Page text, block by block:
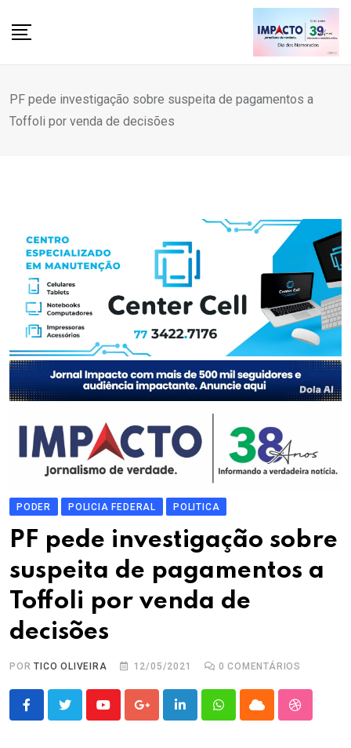
PF pede investigação sobre suspeita de pagamentos a
Toffoli por venda de decisões
PODER POLICIA FEDERAL POLITICA
PF pede investigação sobre
suspeita de pagamentos a
Toffoli por venda de
decisões
PORTICO OLIVEIRA 12/05/2021 0 COMENTÁRIOS
YoutubeGoogle+LinkedInWhatsappCloud